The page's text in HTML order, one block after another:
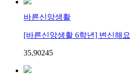
바른신앙생활
[바른신앙생활 6학년] 변신해요
35,90245